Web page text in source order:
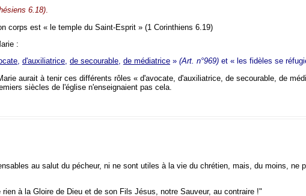
6.18).
corps est « le temple du Saint-Esprit » (1 Corinthiens 6.19)
:
, d'auxiliatrice, de secourable, de médiatrice » (Art. n°969) et « les fidèles se
aurait à tenir ces différents rôles « d'avocate, d'auxiliatrice, de secourable, de
siècles de l'église n'enseignaient pas cela.
au salut du pécheur, ni ne sont utiles à la vie du chrétien, mais, du moins, ne
à la Gloire de Dieu et de son Fils Jésus, notre Sauveur, au contraire !"